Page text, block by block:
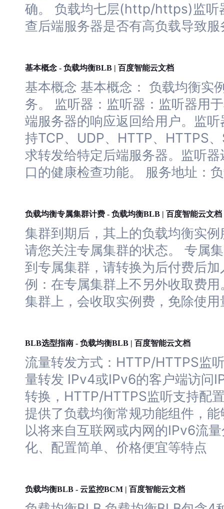
确。 负载均七层(http/https)监听
查后端服务器是否有高负载导致服
基本概念 - 负载均衡BLB | 百度智能云文档
基本概念 基本概念： 负载均衡实
务。 监听器：监听器：监听器用
端服务器的响应返回给用户。监
持TCP、UDP、HTTP、HTTPS
求转发给特定后端服务器。监听
口的健康检查功能。 服务地址 ：
负载均衡专属集群计费 - 负载均衡BLB | 百度智能云文档
集群到期后，其 上的负载均衡实例
请您关注专属集群的状态。 专属
到专属集群，请转换为后付费后
例：在专属集群 上不另外收取费
集群 上 ，会收取实例费，免除使
BLB选型指南 - 负载均衡BLB | 百度智能云文档
流量转发方式：HTTP/HTTPS监
量转发 IPv4或IPv6的客户端访问
转换，HTTP/HTTPS监听支持配
提供了负载均衡常规功能组件，
以将来自互联网或内网的IPv6流
化、配置简单、价格便宜等特点
负载均衡BLB - 云监控BCM | 百度智能云文档